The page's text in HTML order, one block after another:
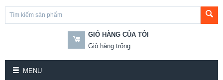
GIỎ HÀNG CỦA TÔI
Giỏ hàng trống
MENU